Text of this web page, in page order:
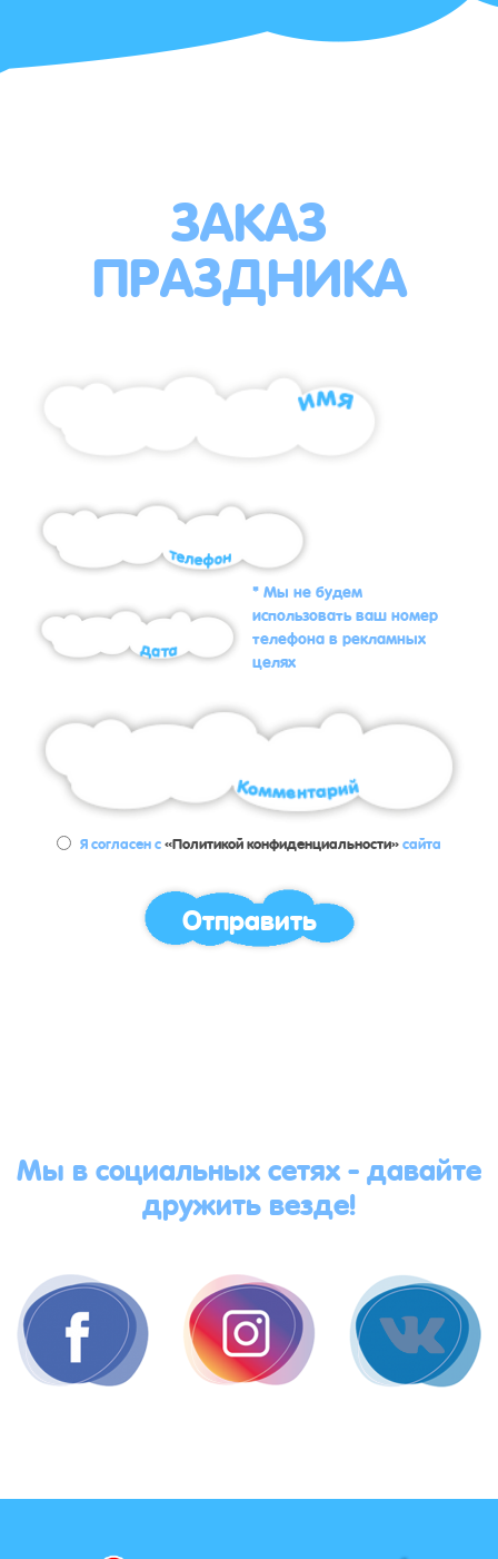
ЗАКАЗ
ПРАЗДНИКА
* Мы не будем
использовать ваш номер
телефона в рекламных
целях
Я согласен с«Политикой конфиденциальности»сайта
Отправить
Мы в социальных сетях - давайте
дружить везде!